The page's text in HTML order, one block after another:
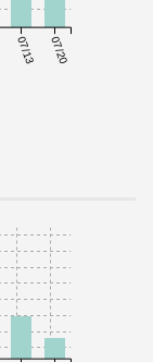
07/13 07/20